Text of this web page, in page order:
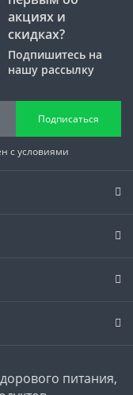
акциях и
скидках?
Подпишитесь на
нашу рассылку
Подписаться
с условиями
питания,